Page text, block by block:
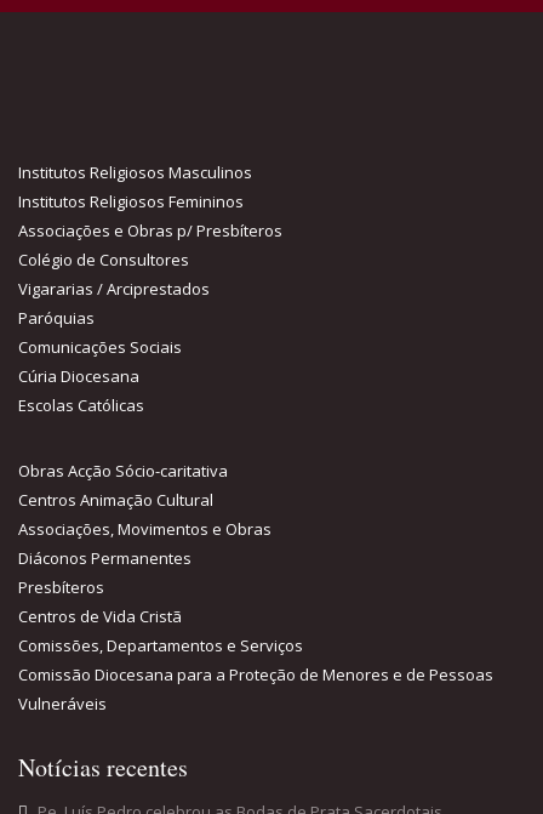
Institutos Religiosos Masculinos
Institutos Religiosos Femininos
Associações e Obras p/ Presbíteros
Colégio de Consultores
Vigararias / Arciprestados
Paróquias
Comunicações Sociais
Cúria Diocesana
Escolas Católicas
Obras Acção Sócio-caritativa
Centros Animação Cultural
Associações, Movimentos e Obras
Diáconos Permanentes
Presbíteros
Centros de Vida Cristã
Comissões, Departamentos e Serviços
Comissão Diocesana para a Proteção de Menores e de Pessoas
Vulneráveis
Notícias recentes